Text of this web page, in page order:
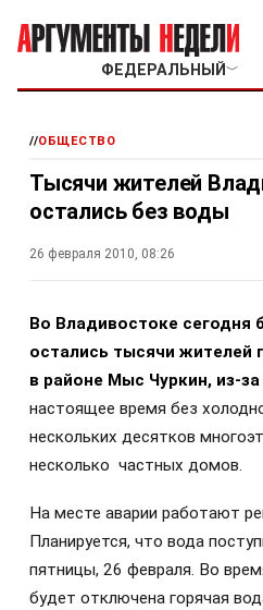
ФЕДЕРАЛЬНЫЙ ﹀
//ОБЩЕСТВО
Тысячи жителей
остались без воды
26 февраля 2010, 08:26
Во Владивостоке сегодня
остались тысячи
в районе Мыс Чуркин, из-
настоящее время без
нескольких десятков
несколько частных домов.
На месте аварии работают
Планируется, что вода
пятницы, 26 февраля. Во
будет отключена горячая